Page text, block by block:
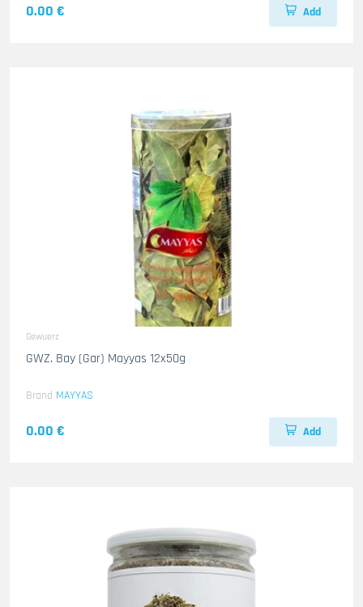
0.00 € Add
Gewuerz
GWZ. Bay (Gar) Mayyas 12x50g
Brand MAYYAS
0.00 € Add